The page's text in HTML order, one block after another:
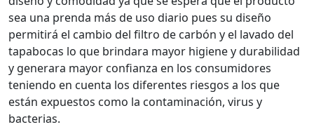
sea una prenda más de uso diario pues su diseño
permitirá el cambio del filtro de carbón y el lavado del
tapabocas lo que brindara mayor higiene y durabilidad
y generara mayor confianza en los consumidores
teniendo en cuenta los diferentes riesgos a los que
están expuestos como la contaminación, virus y
bacterias.